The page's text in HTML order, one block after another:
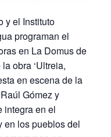
y el Instituto
programan el
en La Domus de
obra ‘Ultreia,
en escena de la
Gómez y
integra en el
en los pueblos del